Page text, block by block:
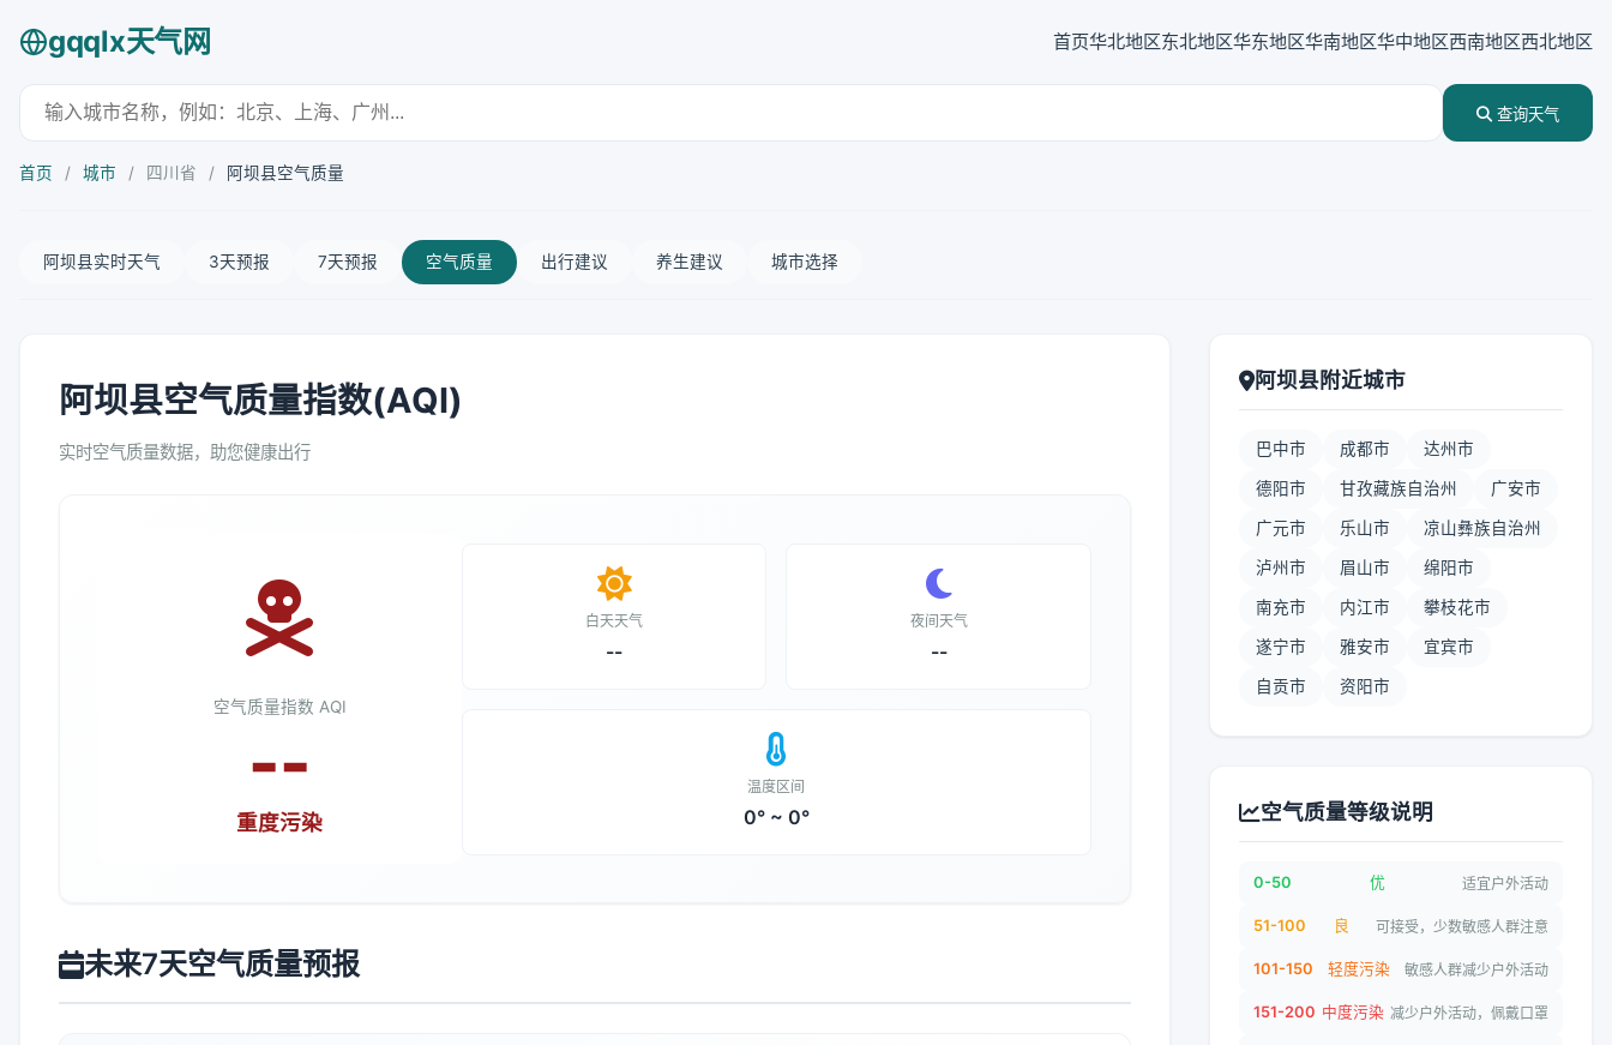
gqqlx天气网 首页华北地区东北地区华东地区华南地区华中地区西南地区西北地区
查询天气
首页 / 城市 / 四川省 / 阿坝县空气质量
阿坝县实时天气 3天预报 7天预报 空气质量 出行建议 养生建议 城市选择
阿坝县空气质量指数(AQI)
实时空气质量数据，助您健康出行
空气质量指数 AQI
--
重度污染
白天天气
--
夜间天气
--
温度区间
0° ~ 0°
未来7天空气质量预报
阿坝县附近城市
巴中市 成都市 达州市
德阳市 甘孜藏族自治州 广安市
广元市 乐山市 凉山彝族自治州
泸州市 眉山市 绵阳市
南充市 内江市 攀枝花市
遂宁市 雅安市 宜宾市
自贡市 资阳市
空气质量等级说明
0-50 优 适宜户外活动
51-100 良 可接受，少数敏感人群注意
101-150 轻度污染 敏感人群减少户外活动
151-200 中度污染 减少户外活动，佩戴口罩